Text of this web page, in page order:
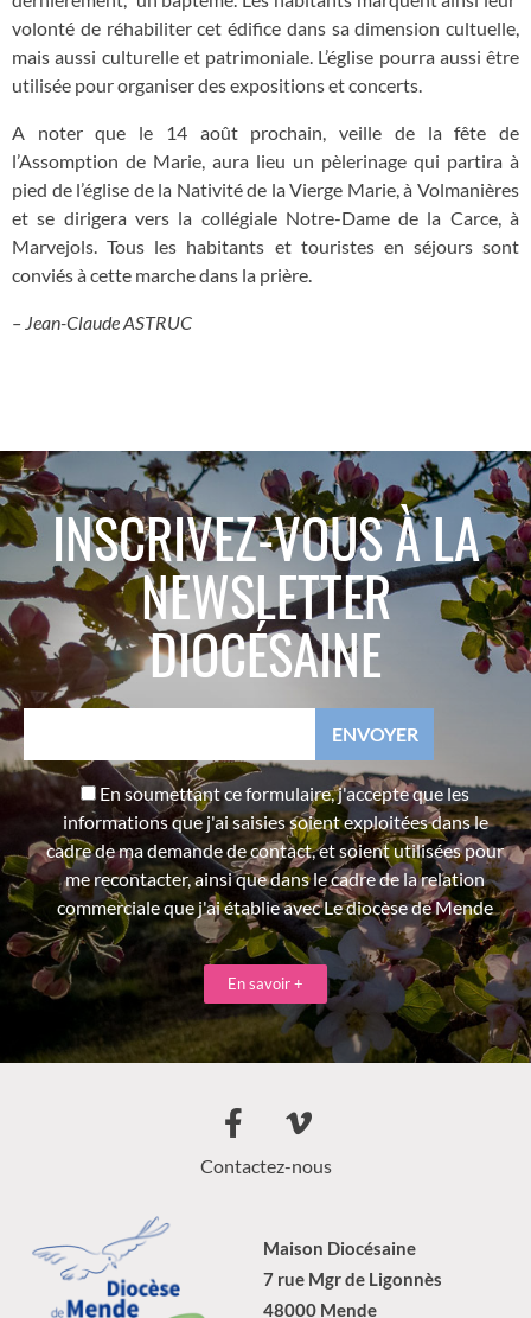
volonté de réhabiliter cet édifice dans sa dimension cultuelle,
mais aussi culturelle et patrimoniale. L’église pourra aussi être
utilisée pour organiser des expositions et concerts.
A noter que le 14 août prochain, veille de la fête de
l’Assomption de Marie, aura lieu un pèlerinage qui partira à
pied de l’église de la Nativité de la Vierge Marie, à Volmanières
et se dirigera vers la collégiale Notre-Dame de la Carce, à
Marvejols. Tous les habitants et touristes en séjours sont
conviés à cette marche dans la prière.
– Jean-Claude ASTRUC
INSCRIVEZ-VOUS À LA
NEWSLETTER
DIOCÉSAINE
En soumettant ce formulaire, j'accepte que les
informations que j'ai saisies soient exploitées dans le
cadre de ma demande de contact, et soient utilisées pour
me recontacter, ainsi que dans le cadre de la relation
commerciale que j'ai établie avec Le diocèse de Mende
En savoir +
Contactez-nous
Maison Diocésaine
7 rue Mgr de Ligonnès
48000 Mende